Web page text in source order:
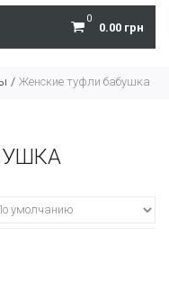
0
0.00 грн
Женские туфли бабушка